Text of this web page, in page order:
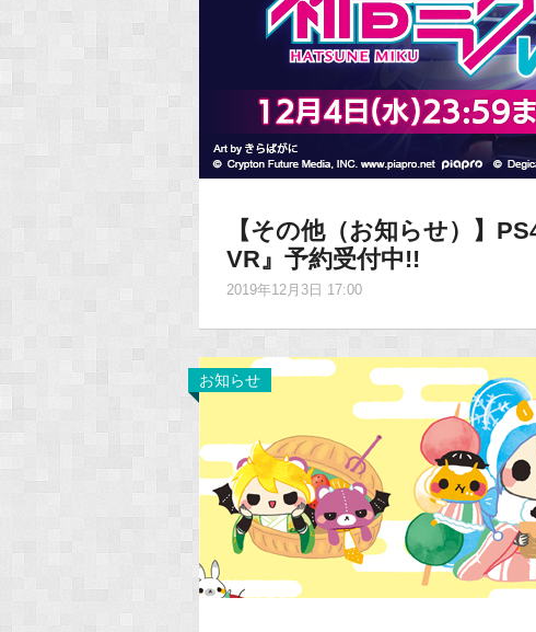
【その他（お知らせ）】
VR』予約受付中!!
2019年12月3日 17:00
お知らせ